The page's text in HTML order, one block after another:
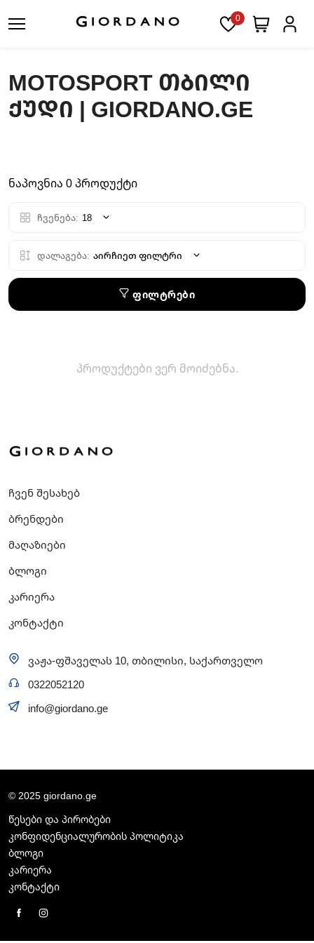
0
MOTOSPORT ᲗᲑᲘᲚᲘ
ᲥᲣᲓᲘ | GIORDANO.GE
ნაპოვნია 0 პროდუქტი
ჩვენება: 18
დალაგება: აირჩიეთ ფილტრი
ფილტრები
პროდუქტები ვერ მოიძებნა.
ჩვენ შესახებ
ბრენდები
მაღაზიები
ბლოგი
კარიერა
კონტაქტი
ვაჟა-ფშაველას 10, თბილისი, საქართველო
0322052120
info@giordano.ge
© 2025 giordano.ge
წესები და პირობები
კონფიდენციალურობის პოლიტიკა
ბლოგი
კარიერა
კონტაქტი